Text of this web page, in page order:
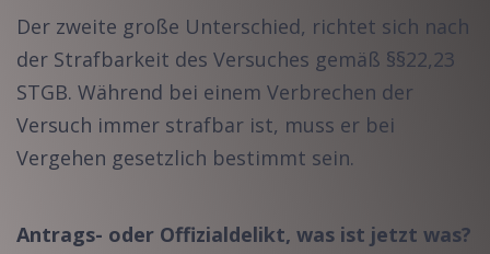
Der zweite große Unterschied, richtet sich nach
der Strafbarkeit des Versuches gemäß §§22,23
STGB. Während bei einem Verbrechen der
Versuch immer strafbar ist, muss er bei
Vergehen gesetzlich bestimmt sein.
Antrags- oder Offizialdelikt, was ist jetzt was?